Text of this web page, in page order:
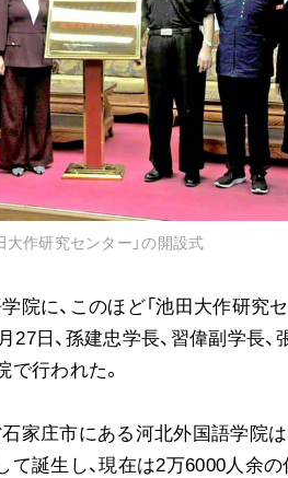
基本情報
会員サポート
座談会御書ｅ講義
要旨
御書検索［新版］
大作研究センター」の開設式
院に、このほど「池田大作研究
27日、孫建忠学長、習偉副学長
で行われた。
家庄市にある河北外国語学院
て誕生し、現在は2万6000人余